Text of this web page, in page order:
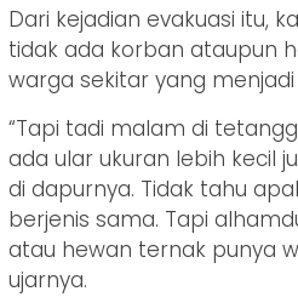
Dari kejadian evakuasi itu,
tidak ada korban ataupun
warga sekitar yang
“Tapi tadi malam di
ada ular ukuran lebih kecil
di dapurnya. Tidak tahu
berjenis sama. Tapi
atau hewan ternak punya
ujarnya.